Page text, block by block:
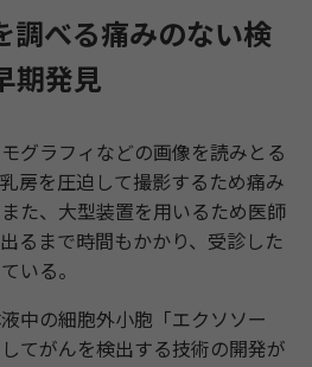
調べる痛みのない検
期発見
グラフィなどの画像を読みとる
房を圧迫して撮影するため痛み
た、⼤型装置を⽤いるため医師
るまで時間もかかり、受診した
いる。
中の細胞外⼩胞「エクソソー
てがんを検出する技術の開発が